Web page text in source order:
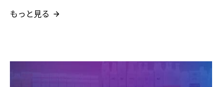
もっと見る